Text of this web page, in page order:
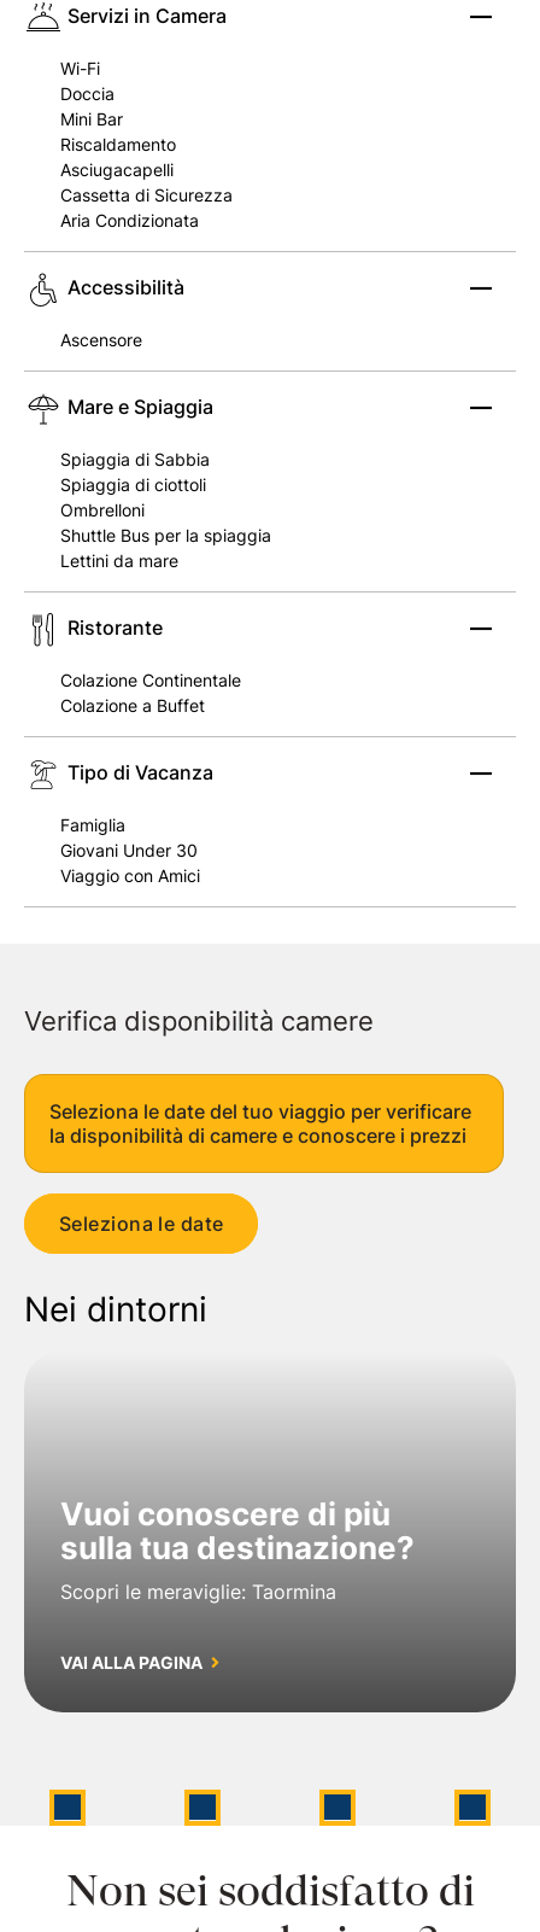
Verifica disponibilità camere
Seleziona le date del tuo viaggio per verificare
la disponibilità di camere e conoscere i prezzi
Seleziona le date
Servizi in Camera
Wi-Fi
Doccia
Mini Bar
Riscaldamento
Asciugacapelli
Cassetta di Sicurezza
Aria Condizionata
Accessibilità
Ascensore
Mare e Spiaggia
Spiaggia di Sabbia
Spiaggia di ciottoli
Ombrelloni
Shuttle Bus per la spiaggia
Lettini da mare
Ristorante
Colazione Continentale
Colazione a Buffet
Tipo di Vacanza
Famiglia
Giovani Under 30
Viaggio con Amici
Nei dintorni
Vuoi conoscere di più
sulla tua destinazione?
Scopri le meraviglie: Taormina
VAI ALLA PAGINA
Non sei soddisfatto di